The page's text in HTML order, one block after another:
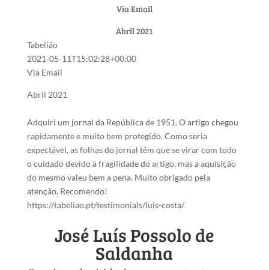
Via Email
Abril 2021
Tabelião
2021-05-11T15:02:28+00:00
Via Email
Abril 2021
Adquiri um jornal da República de 1951. O artigo chegou
rapidamente e muito bem protegido. Como seria
expectável, as folhas do jornal têm que se virar com todo
o cuidado devido à fragilidade do artigo, mas a aquisição
do mesmo valeu bem a pena. Muito obrigado pela
atenção. Recomendo!
https://tabeliao.pt/testimonials/luis-costa/
José Luís Possolo de
Saldanha